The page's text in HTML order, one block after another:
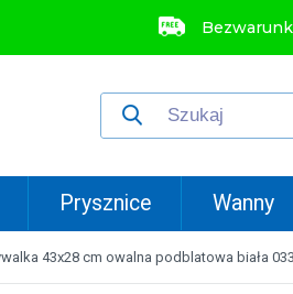
Prysznice Wanny
43x28 cm owalna podblatowa biała